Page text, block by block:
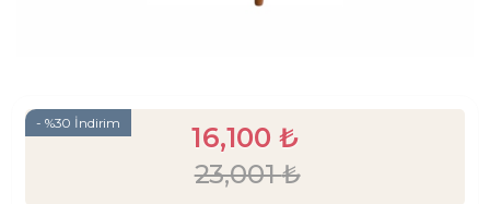
- %30 İndirim 16,100₺
23,001₺